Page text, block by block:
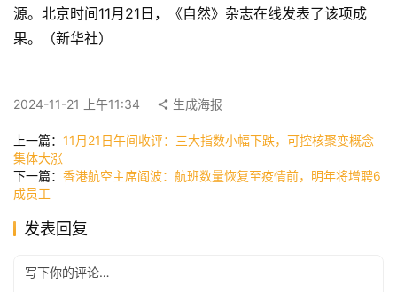
首
页
讯
司
源。北京时间11月21日，《自然》杂志在线发表了该项成
果。（新华社）
2024-11-21 上午11:34 生成海报
上一篇： 11月21日午间收评：三大指数小幅下跌，可控核聚变概念
集体大涨
下一篇： 香港航空主席阎波：航班数量恢复至疫情前，明年将增聘6
成员工
发表回复